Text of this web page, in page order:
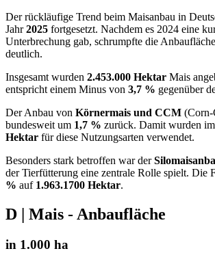
Der rückläufige Trend beim Maisanbau in
Jahr2025 fortgesetzt. Nachdem es 2024 eine
Unterbrechung gab, schrumpfte die
deutlich.
Insgesamt wurden 2.453.000 Hektar Mais
entspricht einem Minus von 3,7 % gegenüber
Der Anbau von Körnermais und CCM
bundesweit um 1,7 % zurück. Damit wurden
Hektar für diese Nutzungsarten verwendet.
Besonders stark betroffen war der
der Tierfütterung eine zentrale Rolle spielt. Die
% auf 1.963.1700 Hektar.
D | Mais - Anbaufläche
in 1.000 ha